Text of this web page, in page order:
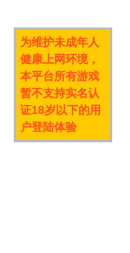
为维护未成年人
健康上网环境，
本平台所有游戏
暂不支持实名认
证18岁以下的用
户登陆体验